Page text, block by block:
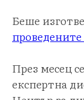
Беше
През месец
експертна